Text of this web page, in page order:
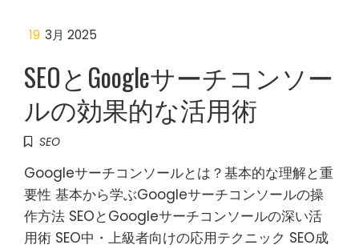
19 3月 2025
SEOとGoogleサーチコンソー
ルの効果的な活用術
SEO
Googleサーチコンソールとは？基本的な理解と重
要性 基本から学ぶGoogleサーチコンソールの操
作方法 SEOとGoogleサーチコンソールの深い活
用術 SEO中・上級者向けの応用テクニック SEO成